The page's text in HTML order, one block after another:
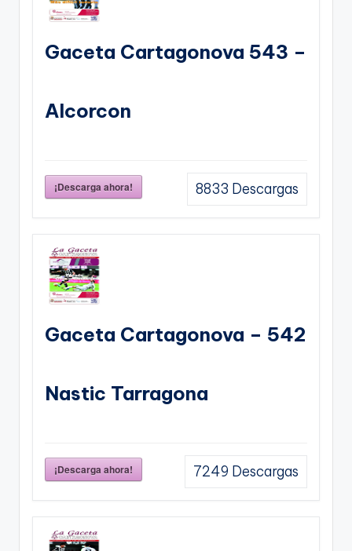
Gaceta Cartagonova 543 –
Alcorcon
¡Descarga ahora! 8833 Descargas
Gaceta Cartagonova – 542
Nastic Tarragona
¡Descarga ahora! 7249 Descargas